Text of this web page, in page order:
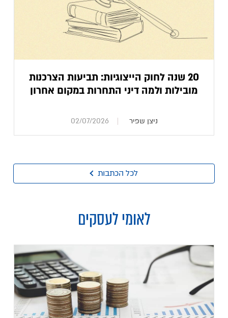
20 שנה לחוק הייצוגיות: תביעות הצרכנות
מובילות ולמה דיני התחרות במקום אחרון
ניצן שפיר 02/07/2026
לכל הכתבות
לאומי לעסקים